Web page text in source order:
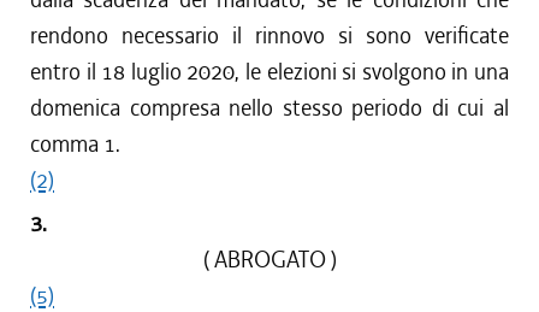
rendono necessario il rinnovo si sono verificate
entro il 18 luglio 2020, le elezioni si svolgono in una
domenica compresa nello stesso periodo di cui al
comma 1.
(2)
3.
( ABROGATO )
(5)